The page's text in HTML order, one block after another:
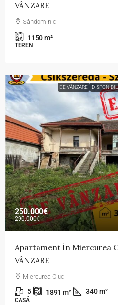
VÂNZARE
Sândominic
1150m²
TEREN
DE VÂNZARE DISPONIBIL
250.000€
290.000€
Apartament În Miercurea
VÂNZARE
Miercurea Ciuc
5 1891 m² 340 m²
CASĂ